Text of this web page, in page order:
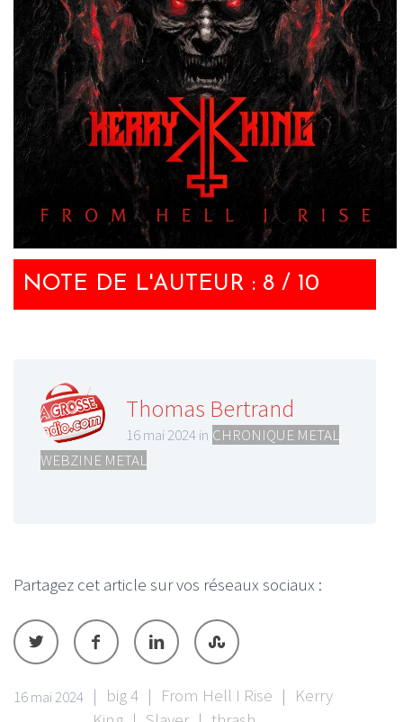
NOTE DE L'AUTEUR : 8 / 10
Thomas Bertrand
16 mai 2024 in CHRONIQUE METAL
WEBZINE METAL
Partagez cet article sur vos réseaux sociaux :
16 mai 2024 | big 4 | From Hell I Rise | Kerry